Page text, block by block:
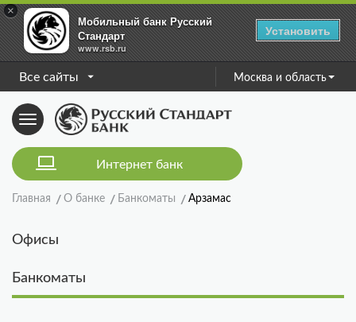
×
Мобильный банк Русский
Стандарт
www.rsb.ru
Установить
Все сайты Москва и область
Toggle
navigation
Интернет банк
Главная О банке Банкоматы Арзамас
Офисы
Банкоматы